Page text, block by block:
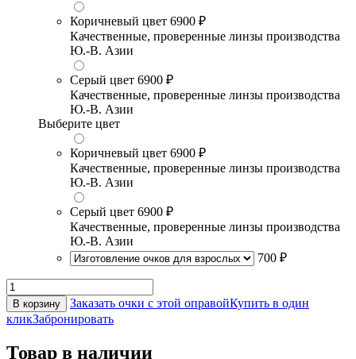
Коричневый цвет 6900 ₽
Качественные, проверенные линзы производства
Ю.-В. Азии
Серый цвет 6900 ₽
Качественные, проверенные линзы производства
Ю.-В. Азии
Выберите цвет
Коричневый цвет 6900 ₽
Качественные, проверенные линзы производства
Ю.-В. Азии
Серый цвет 6900 ₽
Качественные, проверенные линзы производства
Ю.-В. Азии
700 ₽
В корзину Заказать очки с этой оправойКупить в один
кликЗабронировать
Товар в наличии